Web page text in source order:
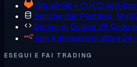
GitLab Git + CI/CD self-
Banche dati Postgres,
Server di CodiceVS Code
n8n Automazioni attive
ESEGUI E FAI TRADING